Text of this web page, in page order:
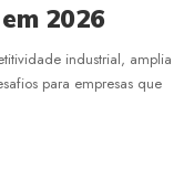
2026
industrial, amplia
para empresas que